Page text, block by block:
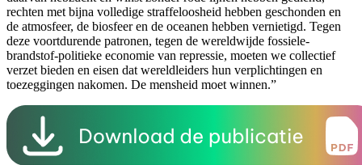
rechten met bijna volledige straffeloosheid hebben geschonden en
de atmosfeer, de biosfeer en de oceanen hebben vernietigd. Tegen
deze voortdurende patronen, tegen de wereldwijde fossiele-
brandstof-politieke economie van repressie, moeten we collectief
verzet bieden en eisen dat wereldleiders hun verplichtingen en
toezeggingen nakomen. De mensheid moet winnen.”